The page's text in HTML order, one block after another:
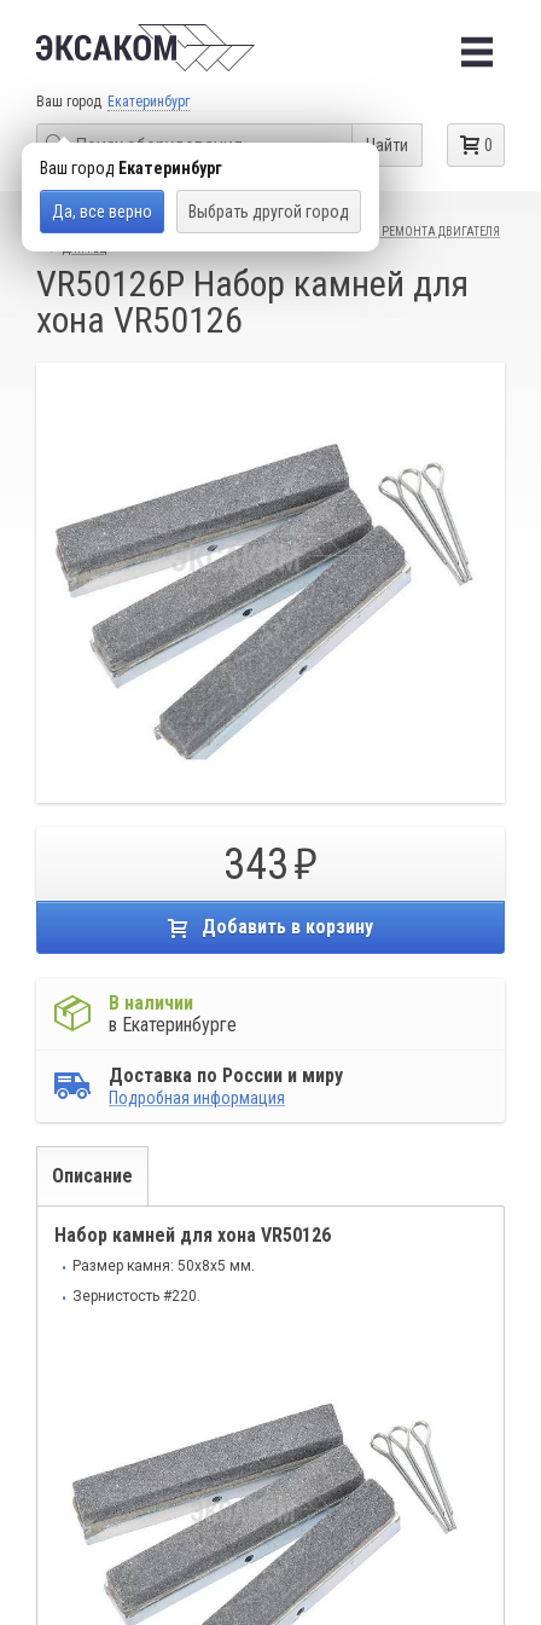
Ваш город Екатеринбург
Ваш город Екатеринбург
Да, все верно Выбрать другой город
0
Найти
КАТАЛОГ ТОВАРОВ СПЕЦИАЛЬНЫЙ ИНСТРУМЕНТ
ДЛЯ РЕМОНТА ДВИГАТЕЛЯ
VR50126P Набор камней для
хона VR50126
343
Добавить в корзину
В наличии
в Екатеринбурге
Доставка по России и миру
Подробная информация
Описание
Набор камней для хона VR50126
Размер камня: 50x8x5 мм.
Зернистость #220.